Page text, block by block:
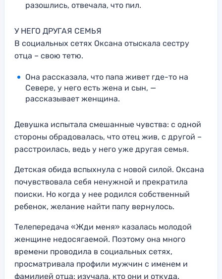
разошлись, отвечала, что пил.
У НЕГО ДРУГАЯ СЕМЬЯ
В социальных сетях Оксана отыскала сестру
отца – свою тетю.
Она рассказала, что папа живет где-то на
Севере, у него есть жена и сын, —
рассказывает женщина.
Девушка испытала смешанные чувства: с одной
стороны обрадовалась, что отец жив, с другой –
расстроилась, ведь у него уже другая семья.
Детская обида вспыхнула с новой силой. Оксана
почувствовала себя ненужной и прекратила
поиски. Но когда у нее родился собственный
ребенок, желание найти папу вернулось.
Телепередача «Жди меня» казалась молодой
женщине недосягаемой. Поэтому она много
времени проводила в социальных сетях,
просматривала профили мужчин с именем и
фамилией отца: изучала, кто они и откуда.